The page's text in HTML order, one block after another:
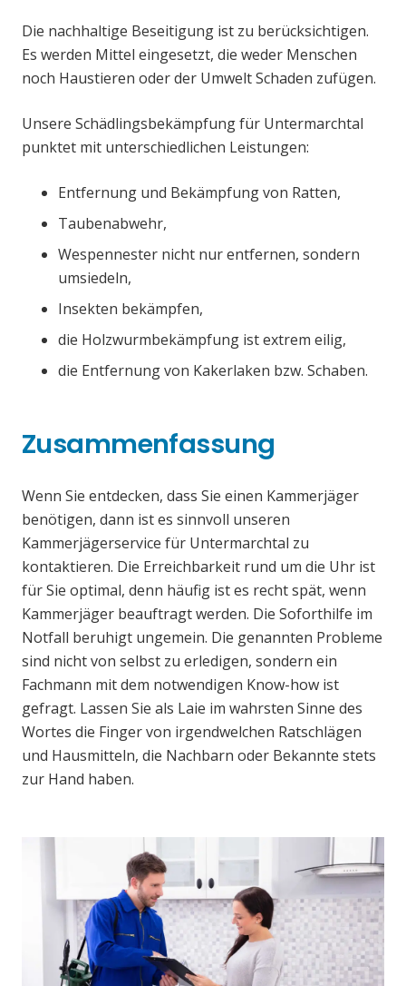
Die nachhaltige Beseitigung ist zu berücksichtigen.
Es werden Mittel eingesetzt, die weder Menschen
noch Haustieren oder der Umwelt Schaden zufügen.
Unsere Schädlingsbekämpfung für Untermarchtal
punktet mit unterschiedlichen Leistungen:
Entfernung und Bekämpfung von Ratten,
Taubenabwehr,
Wespennester nicht nur entfernen, sondern
umsiedeln,
Insekten bekämpfen,
die Holzwurmbekämpfung ist extrem eilig,
die Entfernung von Kakerlaken bzw. Schaben.
Zusammenfassung
Wenn Sie entdecken, dass Sie einen Kammerjäger
benötigen, dann ist es sinnvoll unseren
Kammerjägerservice für Untermarchtal zu
kontaktieren. Die Erreichbarkeit rund um die Uhr ist
für Sie optimal, denn häufig ist es recht spät, wenn
Kammerjäger beauftragt werden. Die Soforthilfe im
Notfall beruhigt ungemein. Die genannten Probleme
sind nicht von selbst zu erledigen, sondern ein
Fachmann mit dem notwendigen Know-how ist
gefragt. Lassen Sie als Laie im wahrsten Sinne des
Wortes die Finger von irgendwelchen Ratschlägen
und Hausmitteln, die Nachbarn oder Bekannte stets
zur Hand haben.